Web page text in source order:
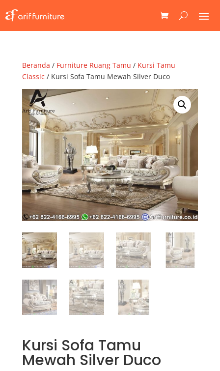
Beranda / Furniture Ruang Tamu / Kursi Tamu
Classic / Kursi Sofa Tamu Mewah Silver Duco
Kursi Sofa Tamu
Mewah Silver Duco